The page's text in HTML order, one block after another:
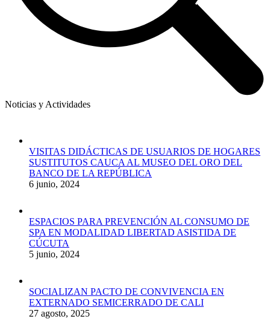
Noticias y Actividades
VISITAS DIDÁCTICAS DE USUARIOS DE HOGARES
SUSTITUTOS CAUCA AL MUSEO DEL ORO DEL
BANCO DE LA REPÚBLICA
6 junio, 2024
ESPACIOS PARA PREVENCIÓN AL CONSUMO DE
SPA EN MODALIDAD LIBERTAD ASISTIDA DE
CÚCUTA
5 junio, 2024
SOCIALIZAN PACTO DE CONVIVENCIA EN
EXTERNADO SEMICERRADO DE CALI
27 agosto, 2025